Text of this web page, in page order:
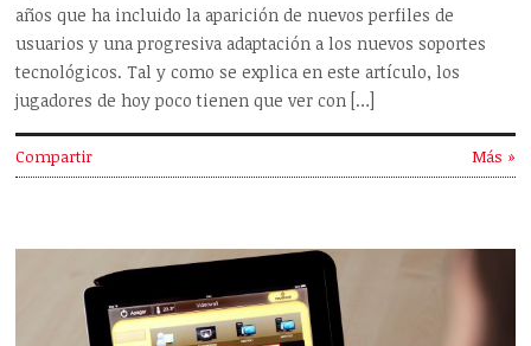
años que ha incluido la aparición de nuevos perfiles de
usuarios y una progresiva adaptación a los nuevos soportes
tecnológicos. Tal y como se explica en este artículo, los
jugadores de hoy poco tienen que ver con […]
Compartir Más »